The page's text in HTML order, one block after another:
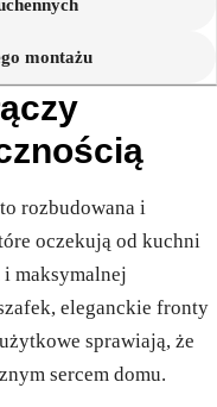
montażu
to rozbudowana i
oczekują od kuchni
maksymalnej
eleganckie fronty
sprawiają, że
sercem domu.